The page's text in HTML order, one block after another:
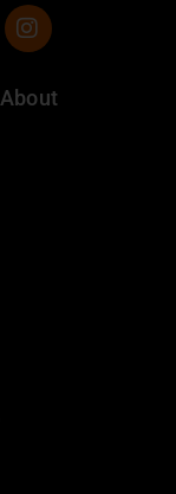
I
n
t
a
About